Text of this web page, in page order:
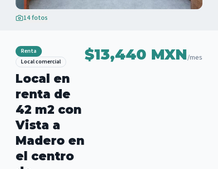
14fotos
Renta
Local comercial
Local en
renta de
42 m2 con
Vista a
Madero en
el centro
$13,440 MXN/mes